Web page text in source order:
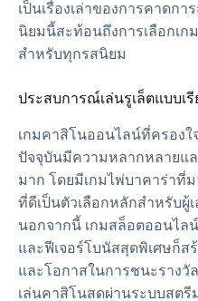
เป็นเรื่องเล่าของการคาดก
นิยมนี้สะท้อนถึงการเลือกเ
สำหรับทุกรสนิยม
ประสบการณ์เล่นรูเล็ตแบบเ
เกมคาสิโนออนไลน์ที่ครองใ
ปัจจุบันมีความหลากหลายแล
มาก โดยมีเกมไพ่บาคาร่าที่
ที่ดีเป็นตัวเลือกหลักสำหรับผู้
นอกจากนี้ เกมสล็อตออนไล
และฟีเจอร์โบนัสสุดพิเศษก็ส
และโอกาสในการชนะรางวั
เล่นคาสิโนสดผ่านระบบสตรี